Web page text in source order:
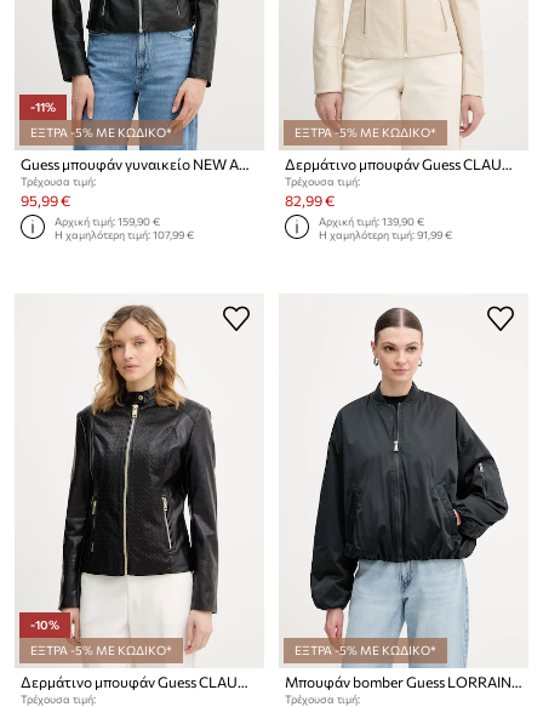
-11%
ΕΞΤΡΑ -5% ΜΕ ΚΩΔΙΚΟ*
Τρέχουσα τιμή:
95,99 €
Αρχική τιμή:159,90 €
Η χαμηλότερη τιμή:107,99 €
ΕΞΤΡΑ -5% ΜΕ ΚΩΔΙΚΟ*
Τρέχουσα τιμή:
82,99 €
Αρχική τιμή:139,90 €
Η χαμηλότερη τιμή:91,99 €
-10%
ΕΞΤΡΑ -5% ΜΕ ΚΩΔΙΚΟ*
Δερμάτινο μπουφάν Guess CLAUDINE
Τρέχουσα τιμή:
ΕΞΤΡΑ -5% ΜΕ ΚΩΔΙΚΟ*
Μπουφάν bomber Guess LORRAINE
Τρέχουσα τιμή: